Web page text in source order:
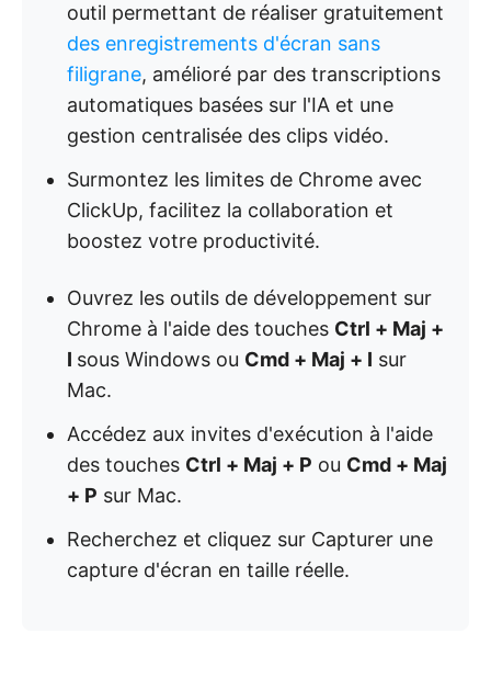
outil permettant de réaliser gratuitement
des enregistrements d'écran sans
filigrane, amélioré par des transcriptions
automatiques basées sur l'IA et une
gestion centralisée des clips vidéo.
Surmontez les limites de Chrome avec
ClickUp, facilitez la collaboration et
boostez votre productivité.
Ouvrez les outils de développement sur
Chrome à l'aide des touches Ctrl + Maj +
I sous Windows ou Cmd + Maj + I sur
Mac.
Accédez aux invites d'exécution à l'aide
des touches Ctrl + Maj + P ou Cmd + Maj
+ P sur Mac.
Recherchez et cliquez sur Capturer une
capture d'écran en taille réelle.